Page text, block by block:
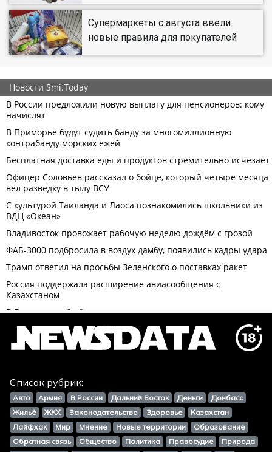
Супермаркеты с августа ввели
новые правила для покупателей
Список рубрик:
Авто Армия В России Дальний Восток Деньги
Донбасс
Жильё
ЖКХ Законодательство Здоровье
Казахстан
Лайфхак
Мир Мнение Новые территории
Образование
Обратная связь
Общество Политика Правосудие
Природа